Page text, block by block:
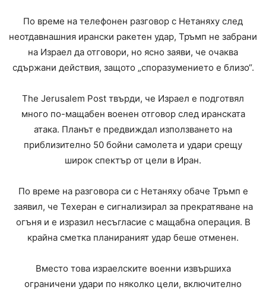
По време на телефонен разговор с Нетаняху след
неотдавнашния ирански ракетен удар, Тръмп не забрани
на Израел да отговори, но ясно заяви, че очаква
сдържани действия, защото „споразумението е близо“.
The Jerusalem Post твърди, че Израел е подготвял
много по-мащабен военен отговор след иранската
атака. Планът е предвиждал използването на
приблизително 50 бойни самолета и удари срещу
широк спектър от цели в Иран.
По време на разговора си с Нетаняху обаче Тръмп е
заявил, че Техеран е сигнализирал за прекратяване на
огъня и е изразил несъгласие с мащабна операция. В
крайна сметка планираният удар беше отменен.
Вместо това израелските военни извършиха
ограничени удари по няколко цели, включително